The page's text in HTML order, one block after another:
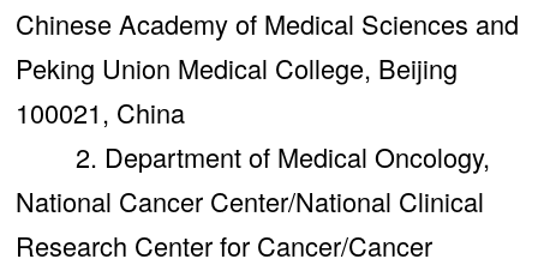
Chinese Academy of Medical Sciences and
Peking Union Medical College, Beijing
100021, China
2. Department of Medical Oncology,
National Cancer Center/National Clinical
Research Center for Cancer/Cancer